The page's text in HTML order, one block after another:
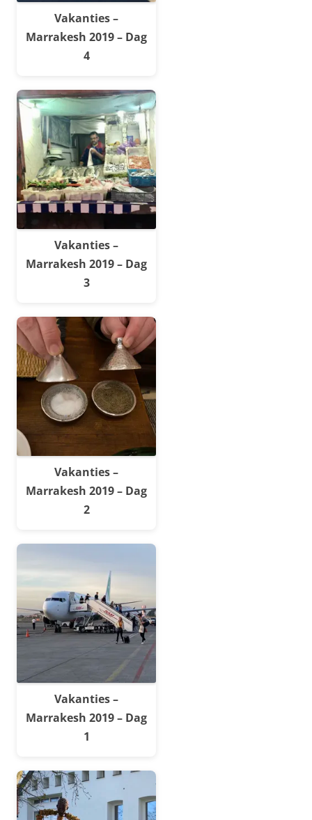
Vakanties –
Marrakesh 2019 – Dag
4
Vakanties –
Marrakesh 2019 – Dag
3
Vakanties –
Marrakesh 2019 – Dag
2
Vakanties –
Marrakesh 2019 – Dag
1